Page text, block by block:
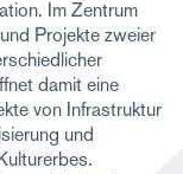
Im Zentrum
Projekte zweier
damit eine
von Infrastruktur
und